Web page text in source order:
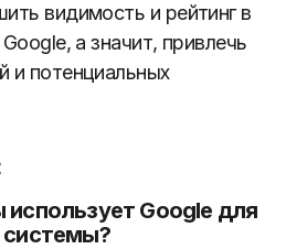
видимость и рейтинг в
а значит, привлечь
и потенциальных
Google для
системы?